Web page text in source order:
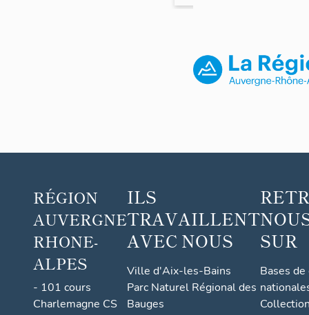
RÉGION
AUVERGNE
RHONE-
ALPES
- 101 cours
Charlemagne CS
ILS
TRAVAILLENT
AVEC NOUS
Ville d'Aix-les-Bains
Parc Naturel Régional des
Bauges
SUR
Bases